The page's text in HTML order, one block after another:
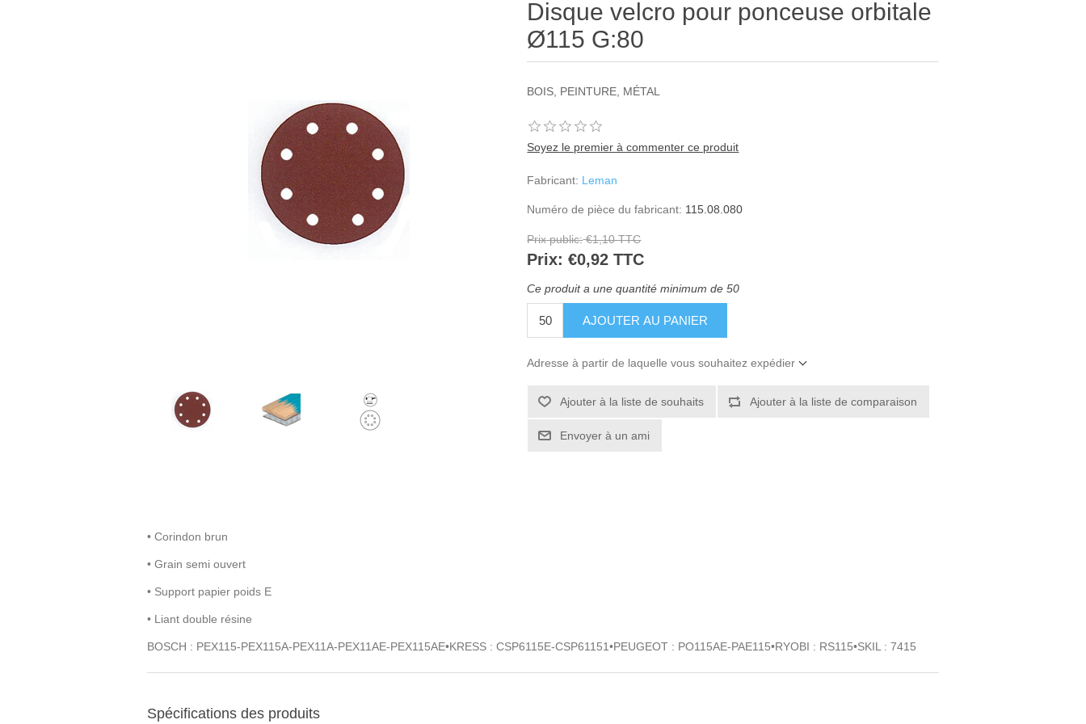
Disque velcro pour ponceuse orbitale
Ø115 G:80
BOIS, PEINTURE, MÉTAL
Soyez le premier à commenter ce produit
Fabricant: Leman
Numéro de pièce du fabricant: 115.08.080
Prix public: €1,10 TTC
Prix: €0,92 TTC
Ce produit a une quantité minimum de 50
Adresse à partir de laquelle vous souhaitez expédier
• Corindon brun
• Grain semi ouvert
• Support papier poids E
• Liant double résine
BOSCH : PEX115-PEX115A-PEX11A-PEX11AE-PEX115AE•KRESS : CSP6115E-CSP61151•PEUGEOT : PO115AE-PAE115•RYOBI : RS115•SKIL : 7415
Spécifications des produits